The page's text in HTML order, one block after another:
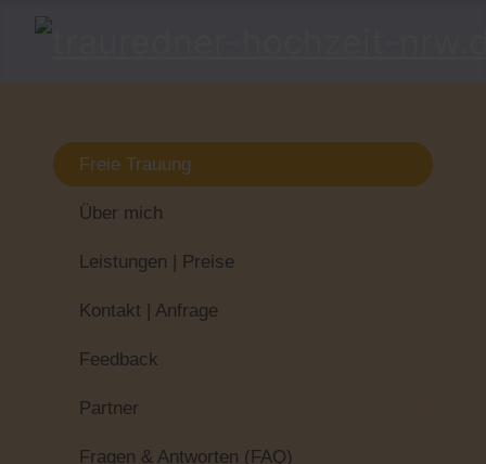
Freie Trauung
Über mich
Leistungen | Preise
Kontakt | Anfrage
Feedback
Partner
Fragen & Antworten (FAQ)